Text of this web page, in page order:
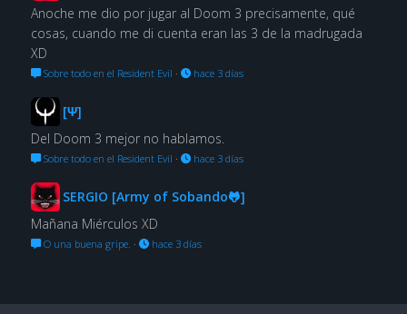
Anoche me dio por jugar al Doom 3 precisamente, qué
cosas, cuando me di cuenta eran las 3 de la madrugada
XD
Sobre todo en el Resident Evil · hace 3 días
[Ψ]
Del Doom 3 mejor no hablamos.
Sobre todo en el Resident Evil · hace 3 días
SERGIO [Army of Sobando🐸]
Mañana Miérculos XD
O una buena gripe. · hace 3 días